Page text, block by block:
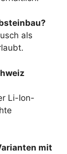
als
Li-Ion-
mit